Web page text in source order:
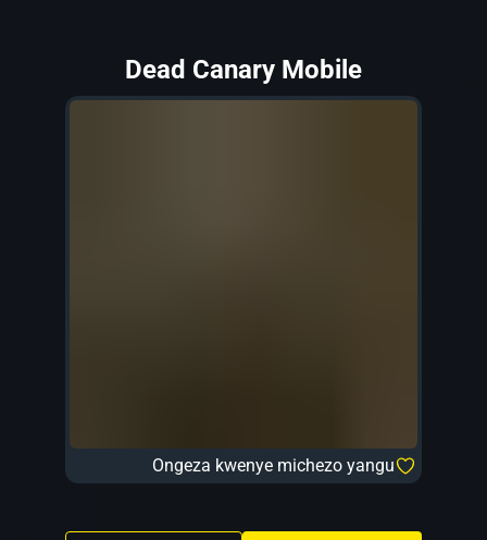
Dead Canary Mobile
Ongeza kwenye michezo yangu